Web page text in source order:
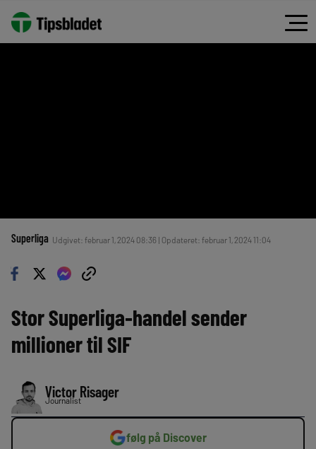
Superliga Udgivet: februar 1, 2024 08:36 | Opdateret: februar 1, 2024 11:04
Stor Superliga-handel sender
millioner til SIF
Victor Risager
Journalist
følg på Discover